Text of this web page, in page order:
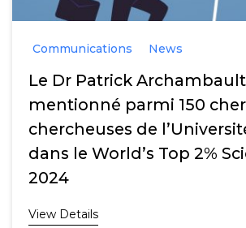
Communications News
Le Dr Patrick Archambault
mentionné parmi 150
chercheuses de
dans le World’s Top 2%
2024
View Details